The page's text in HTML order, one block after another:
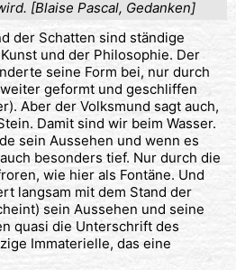
[Blaise Pascal, Gedanken]
der Schatten sind ständige
und der Philosophie. Der
seine Form bei, nur durch
geformt und geschliffen
Aber der Volksmund sagt auch,
Damit sind wir beim Wasser.
sein Aussehen und wenn es
besonders tief. Nur durch die
wie hier als Fontäne. Und
langsam mit dem Stand der
sein Aussehen und seine
quasi die Unterschrift des
Immaterielle, das eine